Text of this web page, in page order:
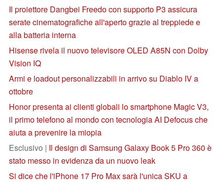
Il proiettore Dangbei Freedo con supporto P3 assicura
serate cinematografiche all'aperto grazie al treppiede e
alla batteria interna
Hisense rivela il nuovo televisore OLED A85N con Dolby
Vision IQ
Armi e loadout personalizzabili in arrivo su Diablo IV a
ottobre
Honor presenta ai clienti globali lo smartphone Magic V3,
il primo telefono al mondo con tecnologia AI Defocus che
aiuta a prevenire la miopia
Esclusivo | Il design di Samsung Galaxy Book 5 Pro 360 è
stato messo in evidenza da un nuovo leak
Si dice che l'iPhone 17 Pro Max sarà l'unica SKU a